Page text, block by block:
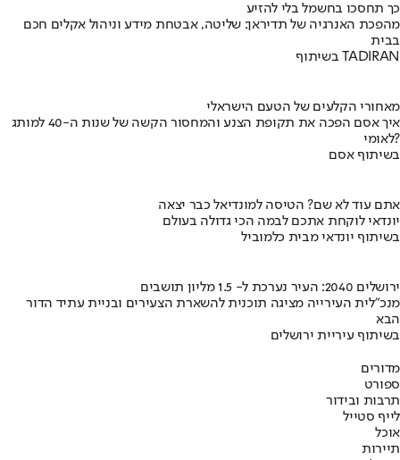
כך תחסכו בחשמל בלי להזיע
מהפכת האנרגיה של תדיראן: שליטה, אבטחת מידע וניהול אקלים חכם
בבית
בשיתוף TADIRAN
מאחורי הקלעים של הטעם הישראלי
איך אסם הפכה את תקופת הצנע והמחסור הקשה של שנות ה-40 למותג
לאומי?
בשיתוף אסם
אתם עוד לא שם? הטיסה למונדיאל כבר יצאה
יונדאי לוקחת אתכם לבמה הכי גדולה בעולם
בשיתוף יונדאי מבית כלמוביל
ירושלים 2040: העיר נערכת ל- 1.5 מליון תושבים
מנכ"לית העירייה מציגה תוכנית להשארת הצעירים ובניית עתיד הדור
הבא
בשיתוף עיריית ירושלים
מדורים
ספורט
תרבות ובידור
לייף סטייל
אוכל
תיירות